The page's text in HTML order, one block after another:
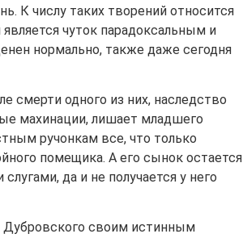
К числу таких творений относится
чуток парадоксальным и
нормально, также даже сегодня
смерти одного из них, наследство
махинации, лишает младшего
ручонкам все, что только
помещика. А его сынок остается
да и не получается у него
Дубровского своим истинным